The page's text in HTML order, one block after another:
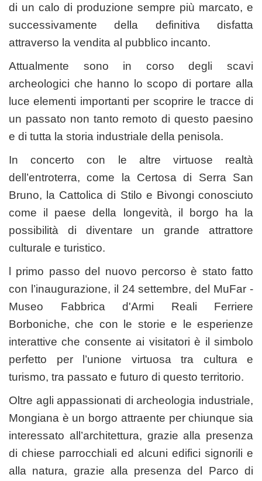
di un calo di produzione sempre più marcato, e
successivamente della definitiva disfatta
attraverso la vendita al pubblico incanto.
Attualmente sono in corso degli scavi
archeologici che hanno lo scopo di portare alla
luce elementi importanti per scoprire le tracce di
un passato non tanto remoto di questo paesino
e di tutta la storia industriale della penisola.
In concerto con le altre virtuose realtà
dell’entroterra, come la Certosa di Serra San
Bruno, la Cattolica di Stilo e Bivongi conosciuto
come il paese della longevità, il borgo ha la
possibilità di diventare un grande attrattore
culturale e turistico.
l primo passo del nuovo percorso è stato fatto
con l’inaugurazione, il 24 settembre, del MuFar -
Museo Fabbrica d'Armi Reali Ferriere
Borboniche, che con le storie e le esperienze
interattive che consente ai visitatori è il simbolo
perfetto per l’unione virtuosa tra cultura e
turismo, tra passato e futuro di questo territorio.
Oltre agli appassionati di archeologia industriale,
Mongiana è un borgo attraente per chiunque sia
interessato all’architettura, grazie alla presenza
di chiese parrocchiali ed alcuni edifici signorili e
alla natura, grazie alla presenza del Parco di